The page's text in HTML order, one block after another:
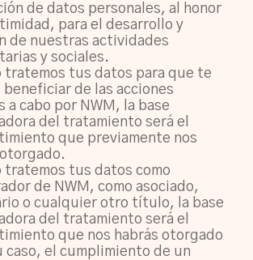
de datos personales, al honor
para el desarrollo y
de nuestras actividades
y sociales.
tratemos tus datos para que te
beneficiar de las acciones
a cabo por NWM, la base
del tratamiento será el
que previamente nos
tratemos tus datos como
de NWM, como asociado,
o cualquier otro título, la base
del tratamiento será el
que nos habrás otorgado
caso, el cumplimiento de un